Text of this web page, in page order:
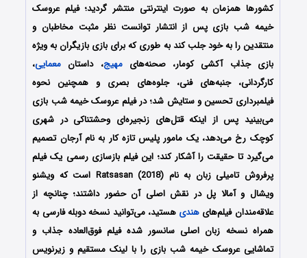
کشورها همزمان به صورت اینترنتی منتشر گردید؛ فیلم عروسک
خیمه شب بازی پس از انتشار توانست نظر مثبت مخاطبان و
منتقدین را به خود جلب کند به طوری که برای بازی بازیگران به ویژه
بازی جذاب آکشی کومار، صحنه‌هایمهیج، داستان معمایی،
کارگردانی، جنبه‌های فنی، جلوه‌های بصری و همچنین نحوه
فیلمبرداری تحسین و ستایش شد؛ در فیلم عروسک خیمه شب بازی
می‌بینید پس از اینکه قتل‌‌های زنجیره‌‌ای وحشتناکی در شهری
کوچک رخ می‌دهد، یک مامور پلیس تازه کار به نام آرجان تصمیم
می‌گیرد تا حقیقت را آشکار کند؛ این فیلم بازسازی رسمی یک فیلم
پرفروش تامیلی زبان به نام Ratsasan (2018) است که ویشنو
ویشال و آمالا پل در نقش اصلی آن حضور داشتند؛ چنانچه از
علاقه‌مندان فیلم‌های هندی هستید، می‌توانید نسخه دوبله فارسی به
همراه نسخه زبان اصلی سانسور شده فیلم فوق‌العاده جذاب و
تماشایی عروسک خیمه شب بازی را با ‌لینک مستقیم و زیرنویس